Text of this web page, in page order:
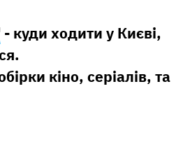
- куди ходити у Києві,
кіно, серіалів, та